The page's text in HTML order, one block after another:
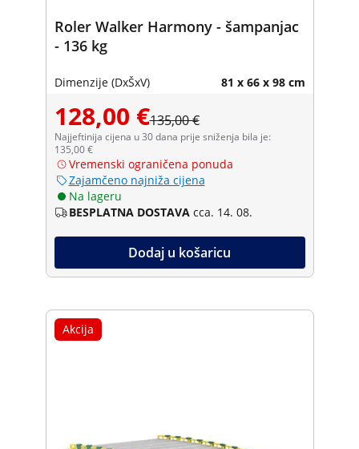
Roler Walker Harmony - šampanjac
- 136 kg
Dimenzije (DxŠxV) 81 x 66 x 98 cm
128,00 €135,00 €
Najjeftinija cijena u 30 dana prije sniženja bila je:
135,00 €
Vremenski ograničena ponuda
Zajamčeno najniža cijena
Na lageru
BESPLATNA DOSTAVA cca. 14. 08.
Dodaj u košaricu
Akcija